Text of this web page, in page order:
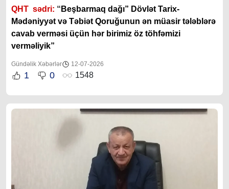
QHT sədri: “ Beşbarmaq dağı” Dövlət Tarix-
Mədəniyyət və Təbiət Qoruğunun ən müasir tələblərə
cavab verməsi üçün hər birimiz öz töhfəmizi
verməliyik”
Gündəlik Xəbərlər 12-07-2026
1 0 1548